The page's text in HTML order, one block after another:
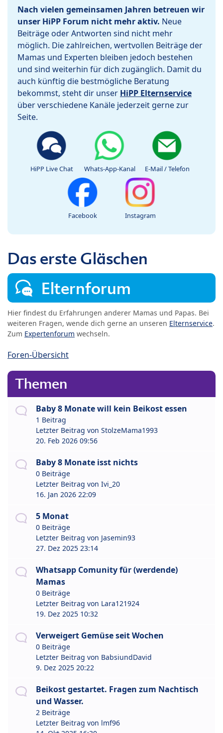
Nach vielen gemeinsamen Jahren betreuen wir
unser HiPP Forum nicht mehr aktiv. Neue
Beiträge oder Antworten sind nicht mehr
möglich. Die zahlreichen, wertvollen Beiträge der
Mamas und Experten bleiben jedoch bestehen
und sind weiterhin für dich zugänglich. Damit du
auch künftig die bestmögliche Beratung
bekommst, steht dir unser HiPP Elternservice
über verschiedene Kanäle jederzeit gerne zur
Seite.
HiPP Live Chat Whats-App-Kanal E-Mail / Telefon
Facebook Instagram
Das erste Gläschen
Elternforum
Hier findest du Erfahrungen anderer Mamas und Papas. Bei
weiteren Fragen, wende dich gerne an unseren Elternservice.
Zum Expertenforum wechseln.
Foren-Übersicht
Themen
Baby 8 Monate will kein Beikost essen
1 Beitrag
Letzter Beitrag von StolzeMama1993
20. Feb 2026 09:56
Baby 8 Monate isst nichts
0 Beiträge
Letzter Beitrag von Ivi_20
16. Jan 2026 22:09
5 Monat
0 Beiträge
Letzter Beitrag von Jasemin93
27. Dez 2025 23:14
Whatsapp Comunity für (werdende)
Mamas
0 Beiträge
Letzter Beitrag von Lara121924
19. Dez 2025 10:32
Verweigert Gemüse seit Wochen
0 Beiträge
Letzter Beitrag von BabsiundDavid
9. Dez 2025 20:22
Beikost gestartet. Fragen zum Nachtisch
und Wasser.
2 Beiträge
Letzter Beitrag von lmf96